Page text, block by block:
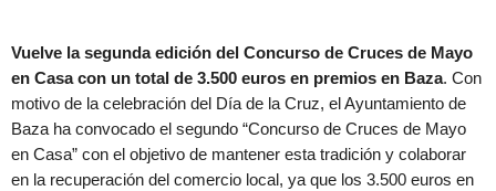
Vuelve la segunda edición del Concurso de Cruces de Mayo
en Casa con un total de 3.500 euros en premios en Baza. Con
motivo de la celebración del Día de la Cruz, el Ayuntamiento de
Baza ha convocado el segundo “Concurso de Cruces de Mayo
en Casa” con el objetivo de mantener esta tradición y colaborar
en la recuperación del comercio local, ya que los 3.500 euros en